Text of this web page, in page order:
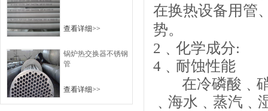
查看详细>>
锅炉热交换器不锈钢
管
查看详细>>
在换热设备用管
势。
2 ﹑化学成分:
4 ﹑耐蚀性能
在冷磷酸﹑
﹑海水﹑蒸汽﹑